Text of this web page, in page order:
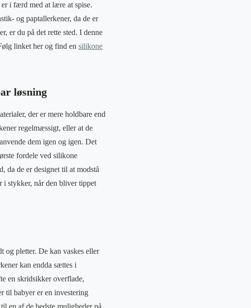
i færd med at lære at spise.
og paptallerkener, da de er
er du på det rette sted. I denne
linket her og find en silikone
løsning
der er mere holdbare end
regelmæssigt, eller at de
dem igen og igen. Det
fordele ved silikone
da de er designet til at modstå
i stykker, når den bliver tippet
og pletter. De kan vaskes eller
kan endda sættes i
en skridsikker overflade,
til babyer er en investering